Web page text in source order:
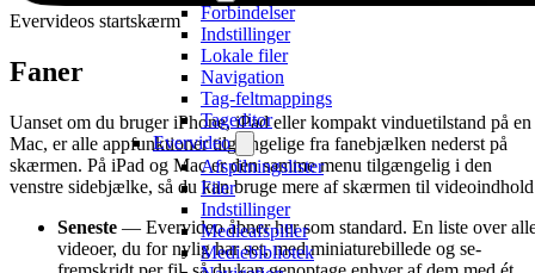
Forbindelser
Indstillinger
Lokale filer
Navigation
Tag-feltmappings
Tageditor
Evervideo
Afspilningslister
Filer
Indstillinger
Medieafspiller
Mediebibliotek
Evervideos startskærm
Faner
Uanset om du bruger iPhone, iPad eller kompakt vinduetilstand på en
Mac, er alle appfunktioner tilgængelige fra fanebjælken nederst på
skærmen. På iPad og Mac er den samme menu tilgængelig i den
venstre sidebjælke, så du kan bruge mere af skærmen til
Seneste — Evervideo åbner her som standard. En liste over
videoer, du for nylig har set, med miniaturebillede og se-